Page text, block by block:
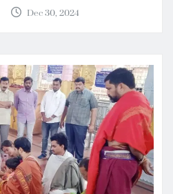
Dec 30, 2024